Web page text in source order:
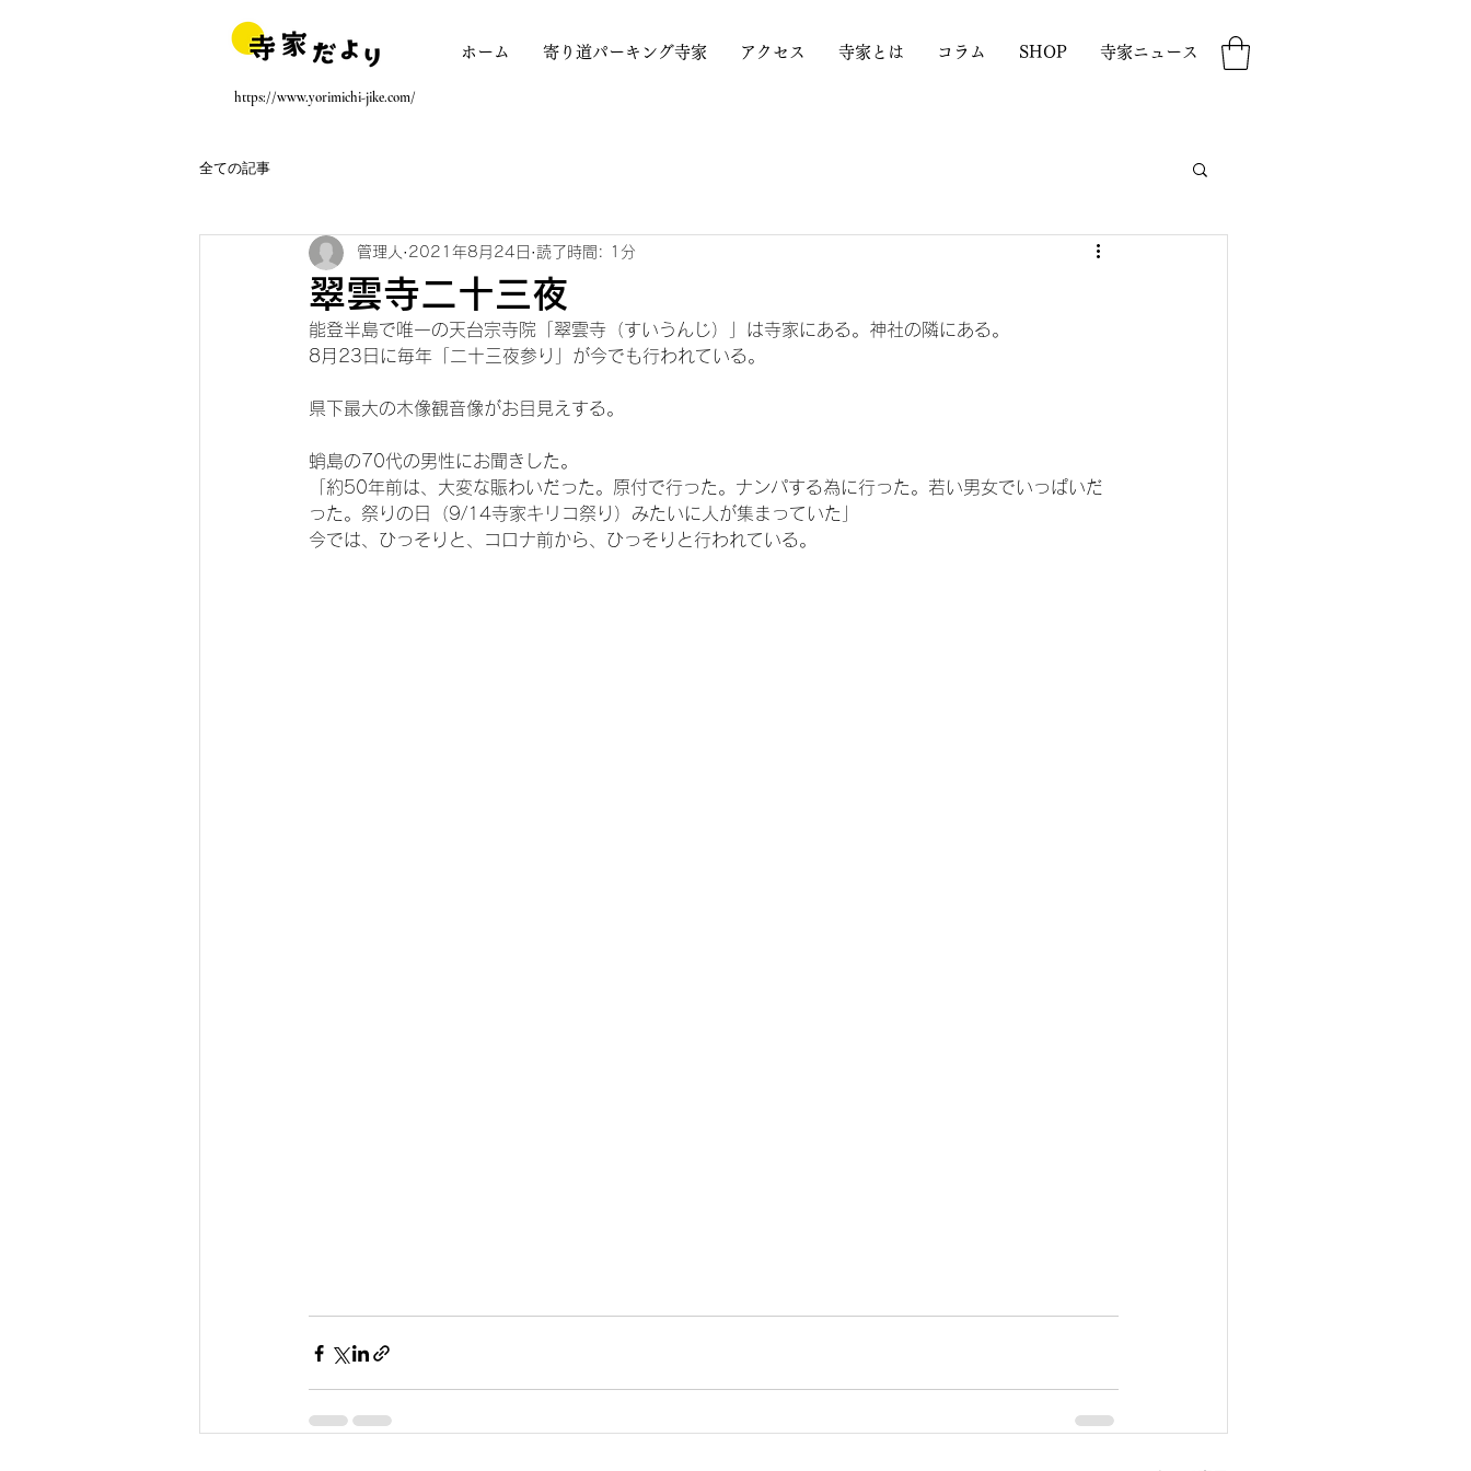
ホーム 寄り道パーキング寺家 アクセス 寺家とは コラム SHOP 寺家ニュース
https://www.yorimichi-jike.com/
全ての記事
翠雲寺二十三夜
管理人 2021年8月24日 読了時間: 1分
能登半島で唯一の天台宗寺院「翠雲寺（すいうんじ）」は寺家にある。神社の隣にある。
8月23日に毎年「二十三夜参り」が今でも行われている。
県下最大の木像観音像がお目見えする。
蛸島の70代の男性にお聞きした。
「約50年前は、大変な賑わいだった。原付で行った。ナンパする為に行った。若い男女でいっぱいだ
った。祭りの日（9/14寺家キリコ祭り）みたいに人が集まっていた」
今では、ひっそりと、コロナ前から、ひっそりと行われている。